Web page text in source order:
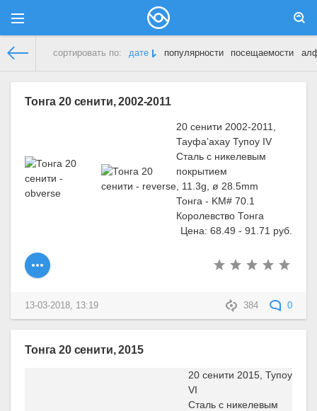
сортировать по: дате популярности посещаемости
Тонга 20 сенити, 2002-2011
20 сенити 2002-2011,
Тауфа’ахау Тупоу IV
Сталь с никелевым
покрытием
, 11.3g, ø 28.5mm
Тонга - KM# 70.1
Королевство Тонга
Цена: 68.49 - 91.71 руб.
384 0
13-03-2018, 13:19
Тонга 20 сенити, 2015
20 сенити 2015, Тупоу
VI
Сталь с никелевым